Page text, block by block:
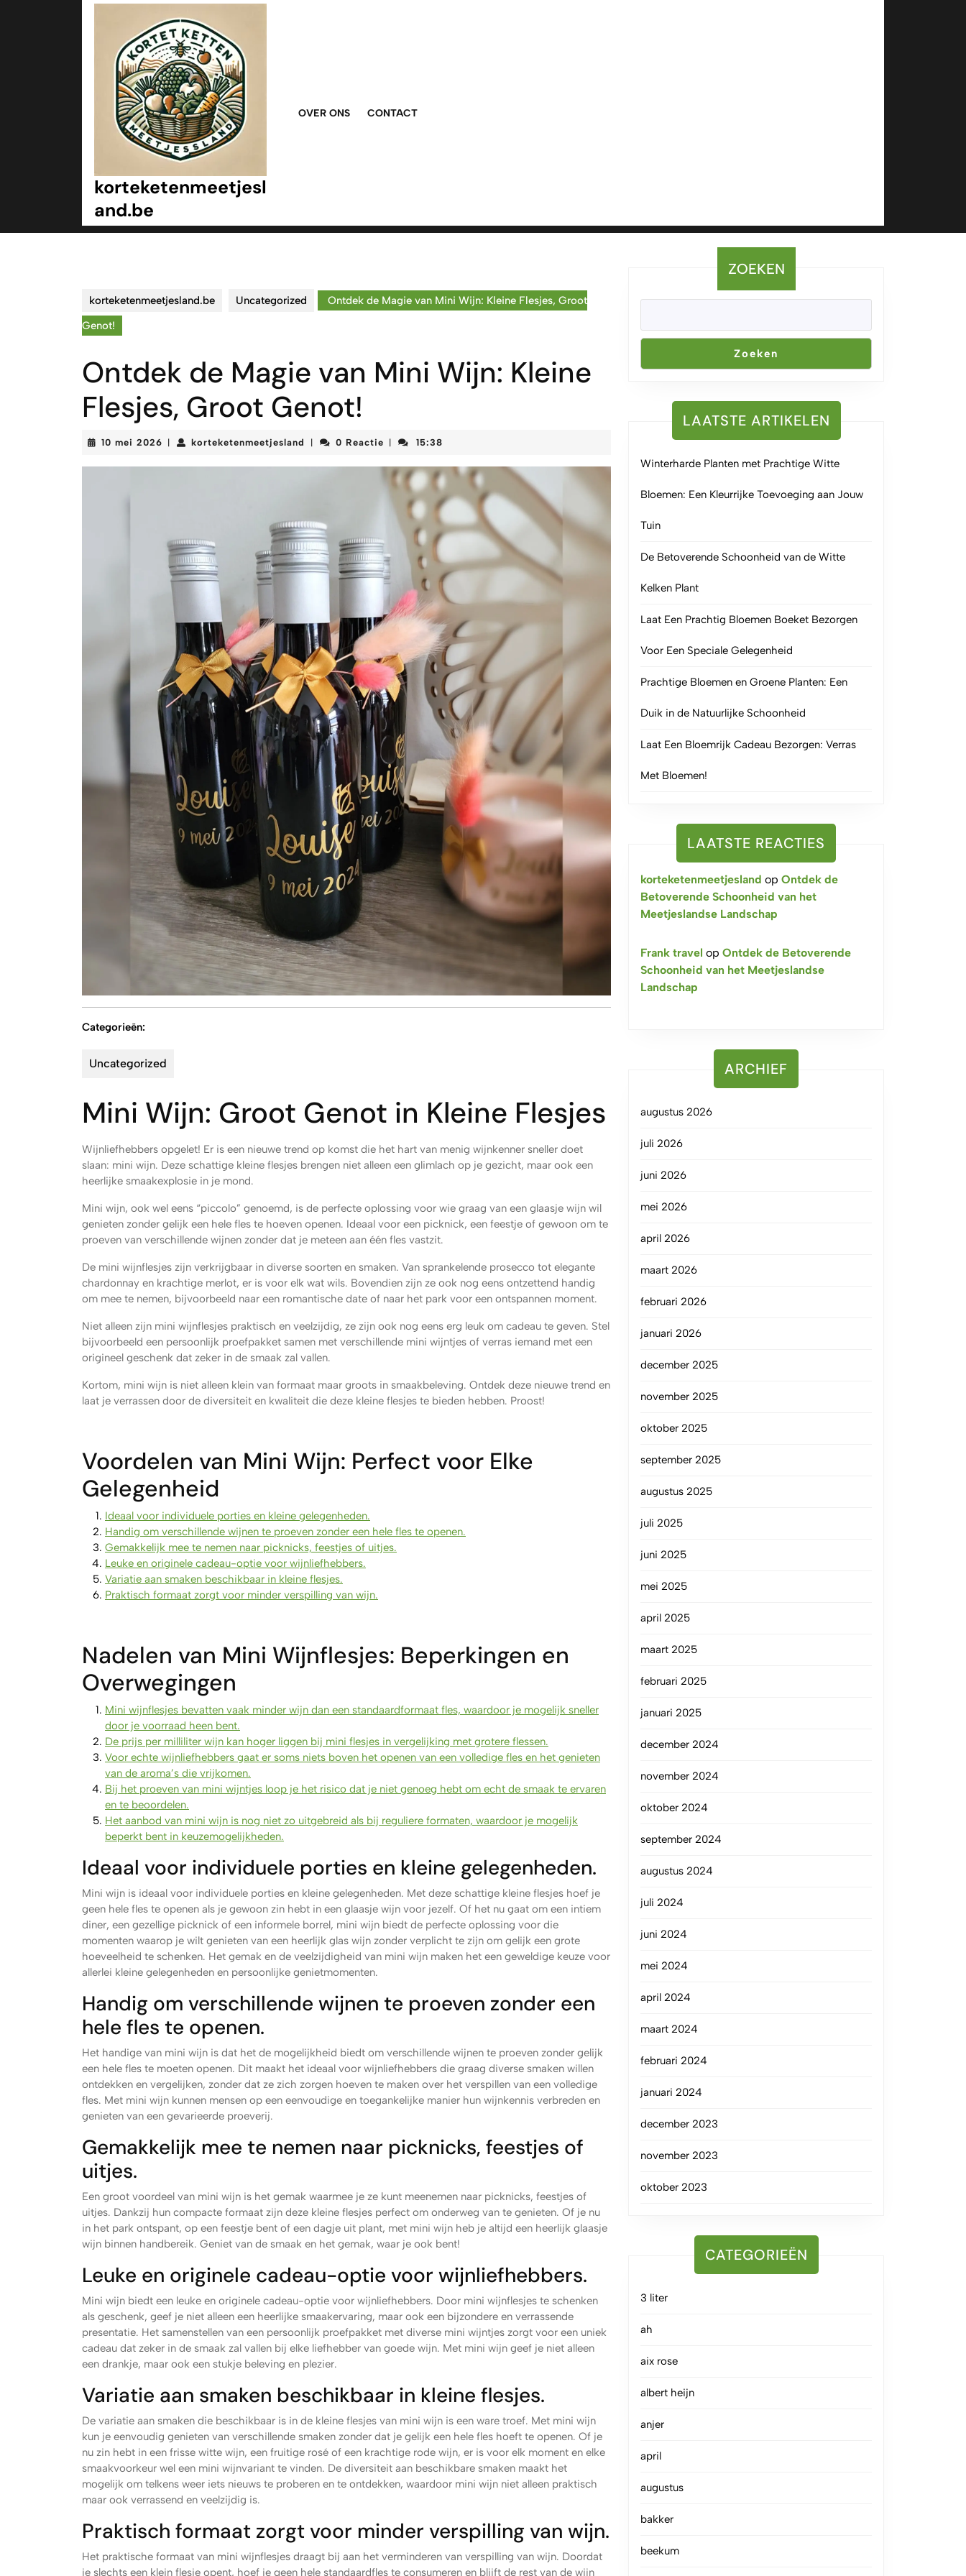
korteketenmeetjesl
and.be
OVER ONS CONTACT
korteketenmeetjesland.be Uncategorized
Ontdek de Magie van Mini Wijn: Kleine Flesjes, Groot
Genot!
Ontdek de Magie van Mini Wijn: Kleine
Flesjes, Groot Genot!
10 mei 2026 10
2026
korteketenmeetjesland korteketenmeetjesland
0 Reactie 15:38
Categorieën:
Uncategorized
Mini Wijn: Groot Genot in Kleine Flesjes
Wijnliefhebbers opgelet! Er is een nieuwe trend op komst die het hart van menig wijnkenner sneller doet
slaan: mini wijn. Deze schattige kleine flesjes brengen niet alleen een glimlach op je gezicht, maar ook een
heerlijke smaakexplosie in je mond.
Mini wijn, ook wel eens “piccolo” genoemd, is de perfecte oplossing voor wie graag van een glaasje wijn wil
genieten zonder gelijk een hele fles te hoeven openen. Ideaal voor een picknick, een feestje of gewoon om te
proeven van verschillende wijnen zonder dat je meteen aan één fles vastzit.
De mini wijnflesjes zijn verkrijgbaar in diverse soorten en smaken. Van sprankelende prosecco tot elegante
chardonnay en krachtige merlot, er is voor elk wat wils. Bovendien zijn ze ook nog eens ontzettend handig
om mee te nemen, bijvoorbeeld naar een romantische date of naar het park voor een ontspannen moment.
Niet alleen zijn mini wijnflesjes praktisch en veelzijdig, ze zijn ook nog eens erg leuk om cadeau te geven. Stel
bijvoorbeeld een persoonlijk proefpakket samen met verschillende mini wijntjes of verras iemand met een
origineel geschenk dat zeker in de smaak zal vallen.
Kortom, mini wijn is niet alleen klein van formaat maar groots in smaakbeleving. Ontdek deze nieuwe trend en
laat je verrassen door de diversiteit en kwaliteit die deze kleine flesjes te bieden hebben. Proost!
Voordelen van Mini Wijn: Perfect voor Elke
Gelegenheid
Ideaal voor individuele porties en kleine gelegenheden.
Handig om verschillende wijnen te proeven zonder een hele fles te openen.
Gemakkelijk mee te nemen naar picknicks, feestjes of uitjes.
Leuke en originele cadeau-optie voor wijnliefhebbers.
Variatie aan smaken beschikbaar in kleine flesjes.
Praktisch formaat zorgt voor minder verspilling van wijn.
Nadelen van Mini Wijnflesjes: Beperkingen en
Overwegingen
Mini wijnflesjes bevatten vaak minder wijn dan een standaardformaat fles, waardoor je mogelijk sneller
door je voorraad heen bent.
De prijs per milliliter wijn kan hoger liggen bij mini flesjes in vergelijking met grotere flessen.
Voor echte wijnliefhebbers gaat er soms niets boven het openen van een volledige fles en het genieten
van de aroma’s die vrijkomen.
Bij het proeven van mini wijntjes loop je het risico dat je niet genoeg hebt om echt de smaak te ervaren
en te beoordelen.
Het aanbod van mini wijn is nog niet zo uitgebreid als bij reguliere formaten, waardoor je mogelijk
beperkt bent in keuzemogelijkheden.
Ideaal voor individuele porties en kleine gelegenheden.
Mini wijn is ideaal voor individuele porties en kleine gelegenheden. Met deze schattige kleine flesjes hoef je
geen hele fles te openen als je gewoon zin hebt in een glaasje wijn voor jezelf. Of het nu gaat om een intiem
diner, een gezellige picknick of een informele borrel, mini wijn biedt de perfecte oplossing voor die
momenten waarop je wilt genieten van een heerlijk glas wijn zonder verplicht te zijn om gelijk een grote
hoeveelheid te schenken. Het gemak en de veelzijdigheid van mini wijn maken het een geweldige keuze voor
allerlei kleine gelegenheden en persoonlijke genietmomenten.
Handig om verschillende wijnen te proeven zonder een
hele fles te openen.
Het handige van mini wijn is dat het de mogelijkheid biedt om verschillende wijnen te proeven zonder gelijk
een hele fles te moeten openen. Dit maakt het ideaal voor wijnliefhebbers die graag diverse smaken willen
ontdekken en vergelijken, zonder dat ze zich zorgen hoeven te maken over het verspillen van een volledige
fles. Met mini wijn kunnen mensen op een eenvoudige en toegankelijke manier hun wijnkennis verbreden en
genieten van een gevarieerde proeverij.
Gemakkelijk mee te nemen naar picknicks, feestjes of
uitjes.
Een groot voordeel van mini wijn is het gemak waarmee je ze kunt meenemen naar picknicks, feestjes of
uitjes. Dankzij hun compacte formaat zijn deze kleine flesjes perfect om onderweg van te genieten. Of je nu
in het park ontspant, op een feestje bent of een dagje uit plant, met mini wijn heb je altijd een heerlijk glaasje
wijn binnen handbereik. Geniet van de smaak en het gemak, waar je ook bent!
Leuke en originele cadeau-optie voor wijnliefhebbers.
Mini wijn biedt een leuke en originele cadeau-optie voor wijnliefhebbers. Door mini wijnflesjes te schenken
als geschenk, geef je niet alleen een heerlijke smaakervaring, maar ook een bijzondere en verrassende
presentatie. Het samenstellen van een persoonlijk proefpakket met diverse mini wijntjes zorgt voor een uniek
cadeau dat zeker in de smaak zal vallen bij elke liefhebber van goede wijn. Met mini wijn geef je niet alleen
een drankje, maar ook een stukje beleving en plezier.
Variatie aan smaken beschikbaar in kleine flesjes.
De variatie aan smaken die beschikbaar is in de kleine flesjes van mini wijn is een ware troef. Met mini wijn
kun je eenvoudig genieten van verschillende smaken zonder dat je gelijk een hele fles hoeft te openen. Of je
nu zin hebt in een frisse witte wijn, een fruitige rosé of een krachtige rode wijn, er is voor elk moment en elke
smaakvoorkeur wel een mini wijnvariant te vinden. De diversiteit aan beschikbare smaken maakt het
mogelijk om telkens weer iets nieuws te proberen en te ontdekken, waardoor mini wijn niet alleen praktisch
maar ook verrassend en veelzijdig is.
Praktisch formaat zorgt voor minder verspilling van wijn.
Het praktische formaat van mini wijnflesjes draagt bij aan het verminderen van verspilling van wijn. Doordat
je slechts een klein flesje opent, hoef je geen hele standaardfles te consumeren en blijft de rest van de wijn
ZOEKEN
Zoeken
LAATSTE ARTIKELEN
Winterharde Planten met Prachtige Witte
Bloemen: Een Kleurrijke Toevoeging aan Jouw
Tuin
De Betoverende Schoonheid van de Witte
Kelken Plant
Laat Een Prachtig Bloemen Boeket Bezorgen
Voor Een Speciale Gelegenheid
Prachtige Bloemen en Groene Planten: Een
Duik in de Natuurlijke Schoonheid
Laat Een Bloemrijk Cadeau Bezorgen: Verras
Met Bloemen!
LAATSTE REACTIES
korteketenmeetjesland op Ontdek de
Betoverende Schoonheid van het
Meetjeslandse Landschap
Frank travel op Ontdek de Betoverende
Schoonheid van het Meetjeslandse
Landschap
ARCHIEF
augustus 2026
juli 2026
juni 2026
mei 2026
april 2026
maart 2026
februari 2026
januari 2026
december 2025
november 2025
oktober 2025
september 2025
augustus 2025
juli 2025
juni 2025
mei 2025
april 2025
maart 2025
februari 2025
januari 2025
december 2024
november 2024
oktober 2024
september 2024
augustus 2024
juli 2024
juni 2024
mei 2024
april 2024
maart 2024
februari 2024
januari 2024
december 2023
november 2023
oktober 2023
CATEGORIEËN
3 liter
ah
aix rose
albert heijn
anjer
april
augustus
bakker
beekum